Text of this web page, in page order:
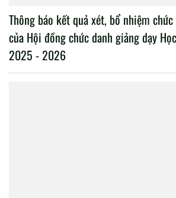
Thông báo kết quả xét, bổ nhiệm
của Hội đồng chức danh giảng dạy
2025 - 2026